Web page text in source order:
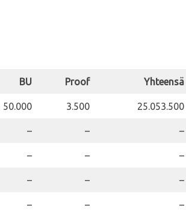
BU Proof Yhteensä
50.000 3.500 25.053.500
– – –
– – –
– – –
– – –